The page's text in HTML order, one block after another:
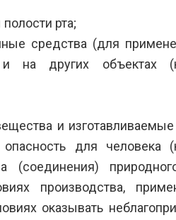
рта;
средства (для
и на других объектах
и
для человека
(соединения)
производства,
оказывать